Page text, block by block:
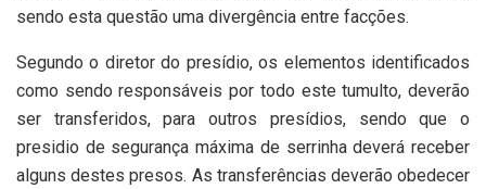
sendo esta questão uma divergência entre facções.
Segundo o diretor do presídio, os elementos identificados
como sendo responsáveis por todo este tumulto, deverão
ser transferidos, para outros presídios, sendo que o
presidio de segurança máxima de serrinha deverá receber
alguns destes presos. As transferências deverão obedecer